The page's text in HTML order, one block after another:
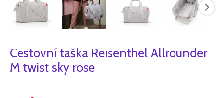
Cestovní taška Reisenthel Allrounder
M twist sky rose